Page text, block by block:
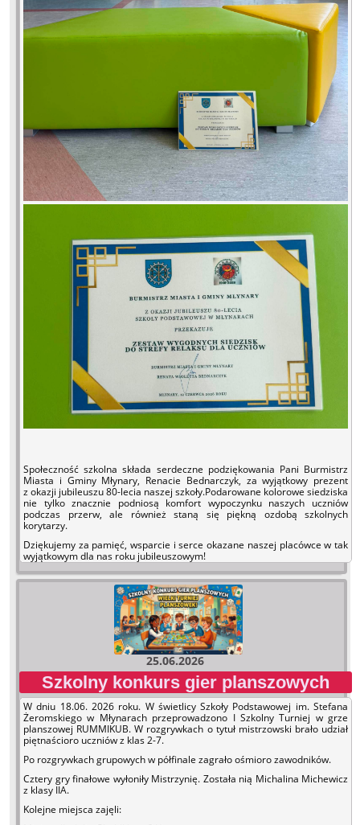
Społeczność szkolna składa serdeczne podziękowania Pani Burmistrz
Miasta i Gminy Młynary, Renacie Bednarczyk, za wyjątkowy prezent
z okazji jubileuszu 80-lecia naszej szkoły.Podarowane kolorowe siedziska
nie tylko znacznie podniosą komfort wypoczynku naszych uczniów
podczas przerw, ale również staną się piękną ozdobą szkolnych
korytarzy.
Dziękujemy za pamięć, wsparcie i serce okazane naszej placówcew tak
wyjątkowym dla nas roku jubileuszowym!
25.06.2026
Szkolny konkurs gier planszowych
W dniu 18.06. 2026 roku. W świetlicy Szkoły Podstawowej im. Stefana
Żeromskiego w Młynarach przeprowadzono I Szkolny Turniej w grze
planszowej RUMMIKUB. W rozgrywkach o tytuł mistrzowski brało udział
piętnaścioro uczniów z klas 2-7.
Po rozgrywkach grupowych w półfinale zagrało ośmioro zawodników.
Cztery gry finałowe wyłoniły Mistrzynię. Została nią Michalina Michewicz
z klasy IIA.
Kolejne miejsca zajęli: